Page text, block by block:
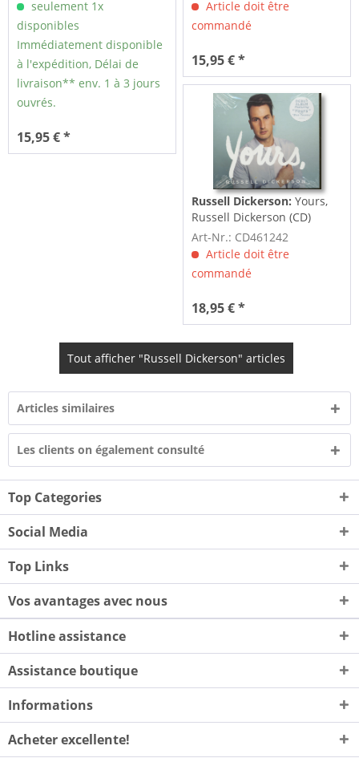
seulement 1x
disponibles
Immédiatement disponible
à l'expédition, Délai de
livraison** env. 1 à 3 jours
ouvrés.
15,95 € *
Article doit être
commandé
15,95 € *
Russell Dickerson: Yours,
Russell Dickerson (CD)
Art-Nr.: CD461242
Article doit être
commandé
18,95 € *
Tout afficher "Russell Dickerson" articles
Articles similaires
Les clients on également consulté
Top Categories
Social Media
Top Links
Vos avantages avec nous
Hotline assistance
Assistance boutique
Informations
Acheter excellente!